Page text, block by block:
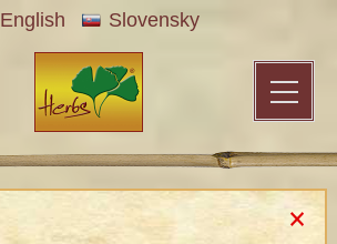
English Slovensky
Dle kategorií
» 039 DRUHÝ DECH SOKOLA